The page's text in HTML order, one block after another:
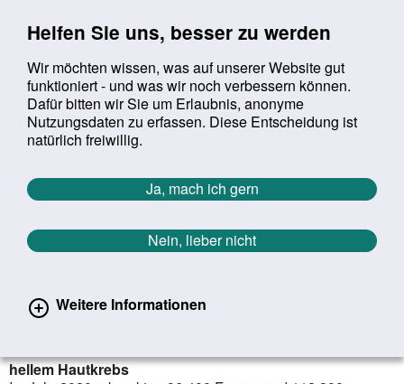
Helfen Sie uns, besser zu werden
Wir möchten wissen, was auf unserer Website gut
funktioniert - und was wir noch verbessern können.
Dafür bitten wir Sie um Erlaubnis, anonyme
Nutzungsdaten zu erfassen. Diese Entscheidung ist
natürlich freiwillig.
Ja, mach ich gern
Nein, lieber nicht
Weitere Informationen
Suchbegriff:
Sie befinden sich hier:
Startseite Aktuelles Aktuelle Meldungen
Aktuelle Meldungen
Zurück zur Übersicht erster
vorheriger
346/1627
Zahl des Monats
hellem Hautkrebs